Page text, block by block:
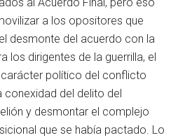
a los opositores que
desmonte del acuerdo con la
los dirigentes de la guerrilla, el
político del conflicto
del delito del
y desmontar el complejo
que se había pactado. Lo